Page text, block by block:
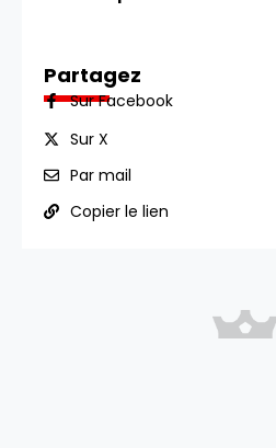
Partagez
Sur Facebook
Sur X
Par mail
Copier le lien